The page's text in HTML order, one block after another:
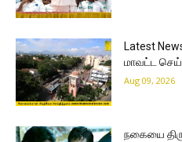
Latest
மாவட்ட
Aug 09, 2026
நகையை